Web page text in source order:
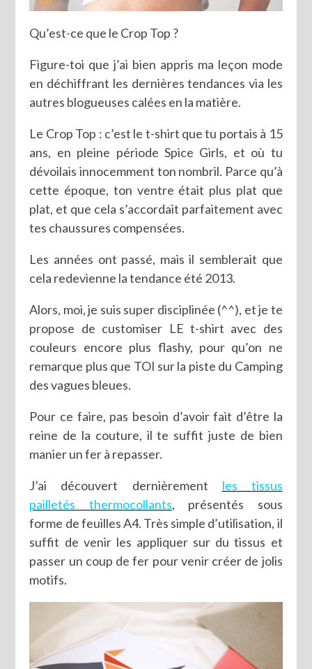
Qu’est-ce que le Crop Top ?
Figure-toi que j’ai bien appris ma leçon mode
en déchiffrant les dernières tendances via les
autres blogueuses calées en la matière.
Le Crop Top : c’est le t-shirt que tu portais à 15
ans, en pleine période Spice Girls, et où tu
dévoilais innocemment ton nombril. Parce qu’à
cette époque, ton ventre était plus plat que
plat, et que cela s’accordait parfaitement avec
tes chaussures compensées.
Les années ont passé, mais il semblerait que
cela redevienne la tendance été 2013.
Alors, moi, je suis super disciplinée (^^), et je te
propose de customiser LE t-shirt avec des
couleurs encore plus flashy, pour qu’on ne
remarque plus que TOI sur la piste du Camping
des vagues bleues.
Pour ce faire, pas besoin d’avoir fait d’être la
reine de la couture, il te suffit juste de bien
manier un fer à repasser.
J’ai découvert dernièrement les tissus
pailletés thermocollants, présentés sous
forme de feuilles A4. Très simple d’utilisation, il
suffit de venir les appliquer sur du tissus et
passer un coup de fer pour venir créer de jolis
motifs.